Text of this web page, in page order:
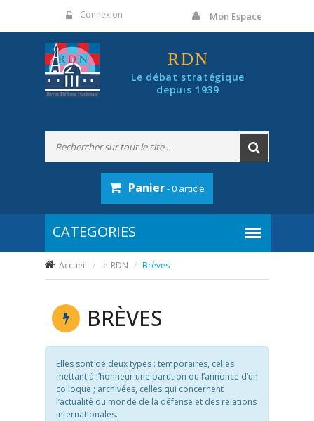
Connexion Mon Espace
RDN
Le débat stratégique
depuis 1939
Panier- 0 article
Accueil e-RDN Brèves
BRÈVES
Elles sont de deux types : temporaires, celles
mettant à l’honneur une parution ou l’annonce d’un
colloque ; archivées, celles qui concernent
l’actualité du monde de la défense et des relations
internationales.